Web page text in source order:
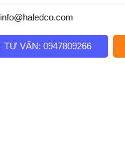
info@haledco.com
TƯ VẤN: 0947809266